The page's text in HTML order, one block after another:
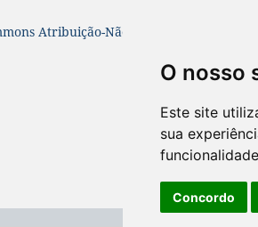
O nosso
Este site
sua
Concordo
Atribuição-NãoComercial-